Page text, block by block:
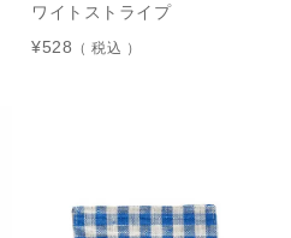
ワイトストライプ
¥528 税込